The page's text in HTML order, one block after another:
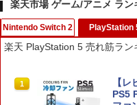
楽天市場 ゲーム/アニメ ラン
Nintendo Switch 2
1
【
グ バ
PlayStation
楽天 PlayStation 5 売れ筋ラン
1
【
PS5